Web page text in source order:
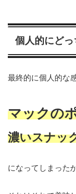
個人的にどっ
最終的に個人的な
マックの
濃いスナッ
になってしまった